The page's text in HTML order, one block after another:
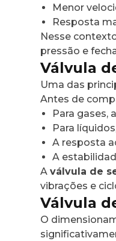
Menor
Resposta
Nesse
pressão e
Válvula
Uma das
Antes de
Para gases,
Para
A resposta
A
Aválvula de
vibrações e
Válvula
O